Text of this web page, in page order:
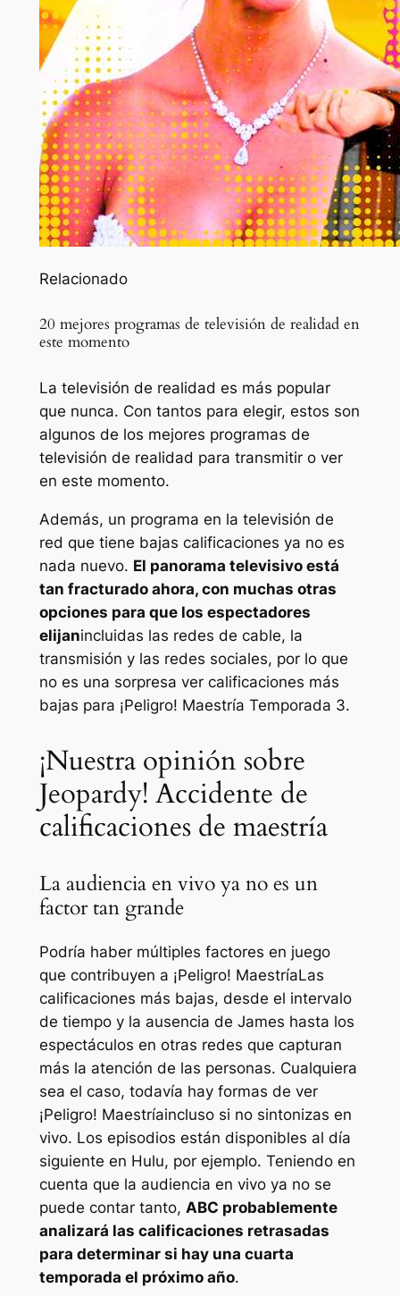
Relacionado
20 mejores programas de televisión de realidad en
este momento
La televisión de realidad es más popular
que nunca. Con tantos para elegir, estos son
algunos de los mejores programas de
televisión de realidad para transmitir o ver
en este momento.
Además, un programa en la televisión de
red que tiene bajas calificaciones ya no es
nada nuevo. El panorama televisivo está
tan fracturado ahora, con muchas otras
opciones para que los espectadores
elijanincluidas las redes de cable, la
transmisión y las redes sociales, por lo que
no es una sorpresa ver calificaciones más
bajas para ¡Peligro! Maestría Temporada 3.
¡Nuestra opinión sobre
Jeopardy! Accidente de
calificaciones de maestría
La audiencia en vivo ya no es un
factor tan grande
Podría haber múltiples factores en juego
que contribuyen a ¡Peligro! MaestríaLas
calificaciones más bajas, desde el intervalo
de tiempo y la ausencia de James hasta los
espectáculos en otras redes que capturan
más la atención de las personas. Cualquiera
sea el caso, todavía hay formas de ver
¡Peligro! Maestríaincluso si no sintonizas en
vivo. Los episodios están disponibles al día
siguiente en Hulu, por ejemplo. Teniendo en
cuenta que la audiencia en vivo ya no se
puede contar tanto, ABC probablemente
analizará las calificaciones retrasadas
para determinar si hay una cuarta
temporada el próximo año.